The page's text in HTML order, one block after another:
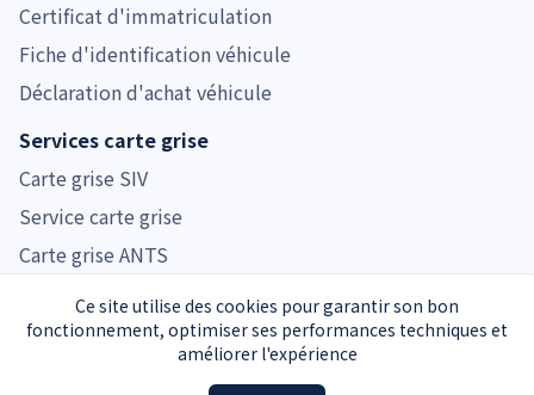
Ce site utilise des cookies pour garantir son bon
fonctionnement, optimiser ses performances techniques et
améliorer l'expérience
Certificat d'immatriculation
Fiche d'identification véhicule
Déclaration d'achat véhicule
Services carte grise
Carte grise SIV
Service carte grise
Carte grise ANTS
Prix carte grise
Tarifs carte grise par région
Tarifs carte grise par véhicule